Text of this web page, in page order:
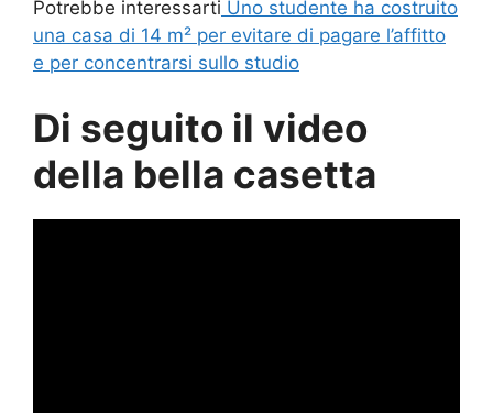
Potrebbe interessarti Uno studente ha costruito
una casa di 14 m² per evitare di pagare l’affitto
e per concentrarsi sullo studio
Di seguito il video
della bella casetta